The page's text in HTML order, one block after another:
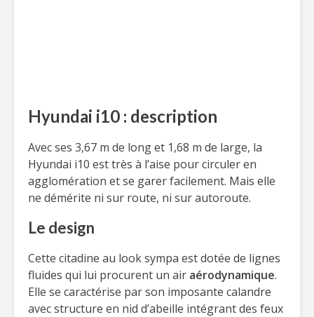
Hyundai i10 : description
Avec ses 3,67 m de long et 1,68 m de large, la
Hyundai i10 est très à l’aise pour circuler en
agglomération et se garer facilement. Mais elle
ne démérite ni sur route, ni sur autoroute.
Le design
Cette citadine au look sympa est dotée de lignes
fluides qui lui procurent un air aérodynamique.
Elle se caractérise par son imposante calandre
avec structure en nid d’abeille intégrant des feux